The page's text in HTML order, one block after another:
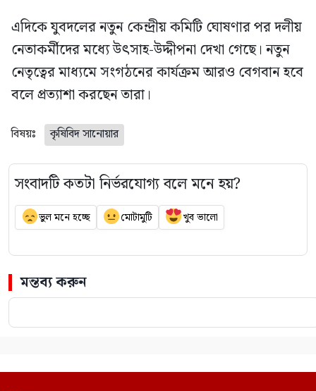
এদিকে যুবদলের নতুন কেন্দ্রীয় কমিটি ঘোষণার পর দলীয়
নেতাকর্মীদের মধ্যে উৎসাহ-উদ্দীপনা দেখা গেছে। নতুন
নেতৃত্বের মাধ্যমে সংগঠনের কার্যক্রম আরও বেগবান হবে
বলে প্রত্যাশা করছেন তারা।
বিষয়ঃ কৃষিবিদ সানোয়ার
সংবাদটি কতটা নির্ভরযোগ্য বলে মনে হয়?
ভুল মনে হচ্ছে মোটামুটি খুব ভালো
মন্তব্য করুন